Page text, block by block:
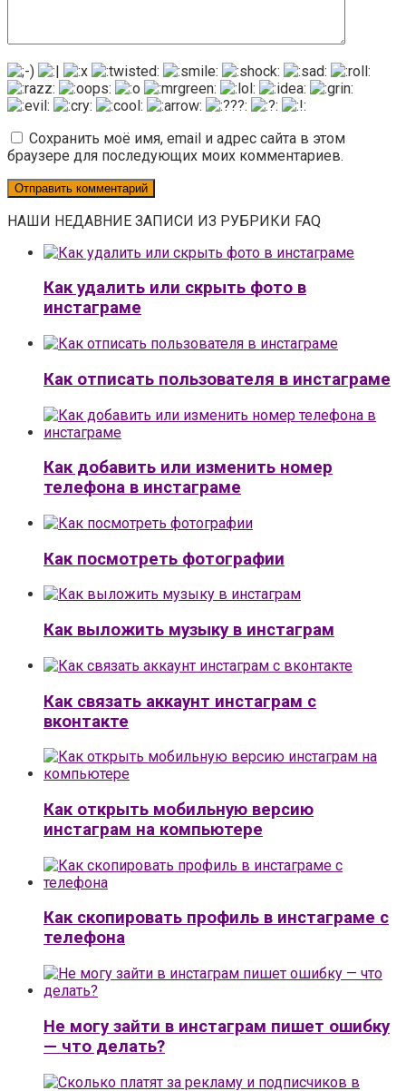
Сохранить моё имя, email и адрес сайта в этом
браузере для последующих моих комментариев.
НАШИ НЕДАВНИЕ ЗАПИСИ ИЗ РУБРИКИ FAQ
Как удалить или скрыть фото в
инстаграме
Как отписать пользователя в инстаграме
Как добавить или изменить номер
телефона в инстаграме
Как посмотреть фотографии
Как выложить музыку в инстаграм
Как связать аккаунт инстаграм с
вконтакте
Как открыть мобильную версию
инстаграм на компьютере
Как скопировать профиль в инстаграме с
телефона
Не могу зайти в инстаграм пишет ошибку
— что делать?